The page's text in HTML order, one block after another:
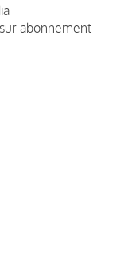
abonnement